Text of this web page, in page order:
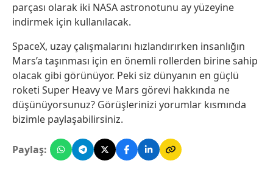
parçası olarak iki NASA astronotunu ay yüzeyine
indirmek için kullanılacak.
SpaceX, uzay çalışmalarını hızlandırırken insanlığın
Mars’a taşınması için en önemli rollerden birine sahip
olacak gibi görünüyor. Peki siz dünyanın en güçlü
roketi Super Heavy ve Mars görevi hakkında ne
düşünüyorsunuz? Görüşlerinizi yorumlar kısmında
bizimle paylaşabilirsiniz.
Paylaş: